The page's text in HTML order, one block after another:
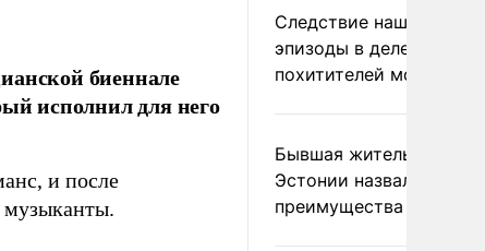
биеннале
исполнил для него
и после
музыканты.
Следствие нашло
эпизоды в деле
похитителей москвичек
Бывшая жительница
Эстонии назвала
преимущества России